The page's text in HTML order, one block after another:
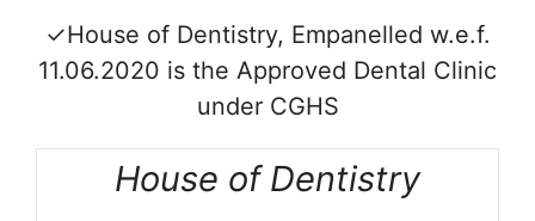
✓House of Dentistry, Empanelled w.e.f.
11.06.2020 is the Approved Dental Clinic
under CGHS
House of Dentistry